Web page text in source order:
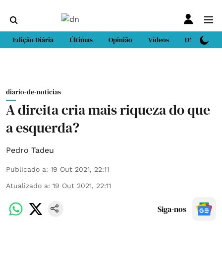
Edição Diária Últimas Opinião Vídeos DN Sport
diario-de-noticias
A direita cria mais riqueza do que
a esquerda?
Pedro Tadeu
Publicado a: 19 Out 2021, 22:11
Atualizado a: 19 Out 2021, 22:11
Siga-nos